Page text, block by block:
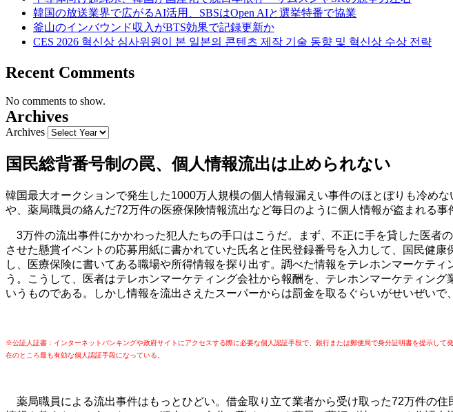
韓国の放送業界で広がるAI活用、SBSはOpen AIと選挙特番で協業
釜山のインバウンド収入がBTS効果で記録更新か
CES 2026 혁신상 심사위원이 본 일본의 콘텐츠 제작 기술 동향 및 혁신상 수상 전략
Recent Comments
No comments to show.
Archives
Archives
国民総背番号制の罠、個人情報流出は止められない
韓国最大オークションで発生した1000万人規模の個人情報漏えい事件のほとぼりも冷め
や、薬局職員の絡んだ72万件の医療保険情報流出など毎日のように個人情報が盗まれる事
3万件の流出事件にかかわった犯人たちの手口はこうだ。まず、不正に手を貸した医者
させた懸賞イベントの応募用紙に書かれていた氏名と住民登録番号を入力して、国民健
し、医療保険に書いてある職場や所得情報を探り出す。調べた情報をテレホンマーケテ
う。こうして、医者はテレホンマーケティング会社から報酬を、テレホンマーケティン
いうものである。しかし情報を流出さえたスーパーからは罰金を取るぐらいがせいぜいで
※公証人証書：インターネットバンキングや政府サイトにアクセスする際に必要な個人認証手段で、銀行または郵便局で身分証明書を提示し
在のところ最も有効な個人認証手段になっている。
薬局職員による流出事件はもっとひどい。借金取り立て業者から受け取った72万件の